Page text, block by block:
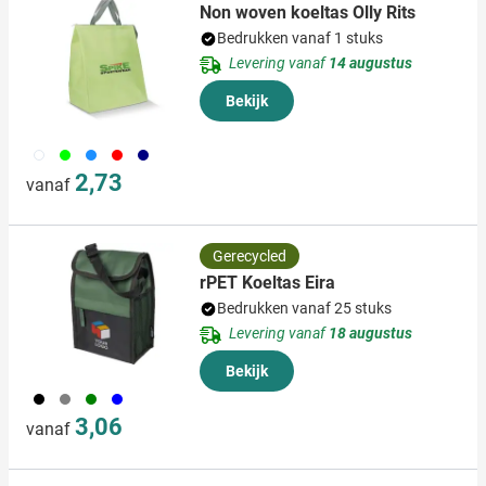
002 029 018 008 307
vanaf 2,73
Non woven koeltas Olly Rits
Bedrukken vanaf 1 stuks
Levering vanaf14 augustus
Bekijk
001 003 004 005
vanaf 3,06
Gerecycled
rPET Koeltas Eira
Bedrukken vanaf 25 stuks
Levering vanaf18 augustus
Bekijk